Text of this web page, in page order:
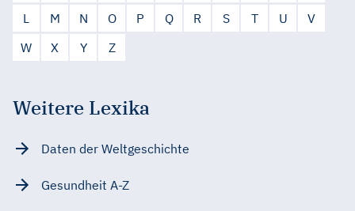
L
M N O P Q R S T U
V
W
X Y Z
Weitere Lexika
Daten der Weltgeschichte
Gesundheit A-Z